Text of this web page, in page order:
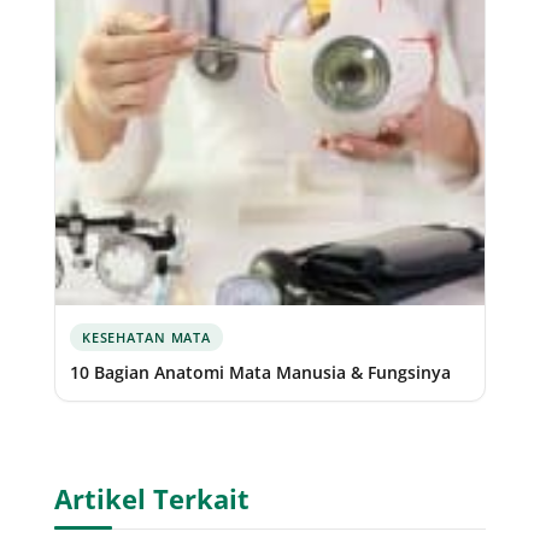
KESEHATAN MATA
10 Bagian Anatomi Mata Manusia & Fungsinya
Artikel Terkait